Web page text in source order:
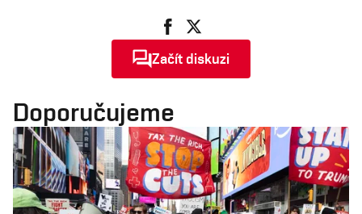
Začít diskuzi
Doporučujeme